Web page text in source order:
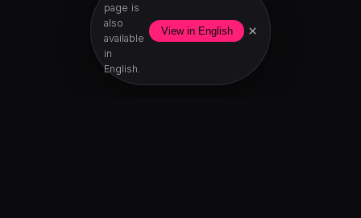
page is
also
available
in
English.
View in English ×